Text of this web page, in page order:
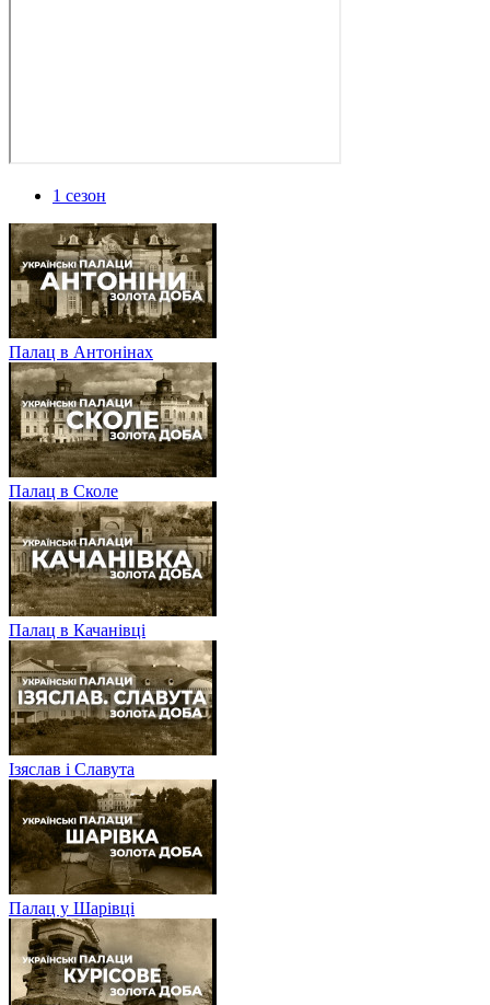
1 сезон
Палац в Антонінах
Палац в Сколе
Палац в Качанівці
Ізяслав і Славута
Палац у Шарівці